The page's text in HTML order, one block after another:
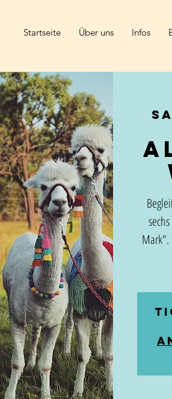
Startseite Über uns Infos
Mark".